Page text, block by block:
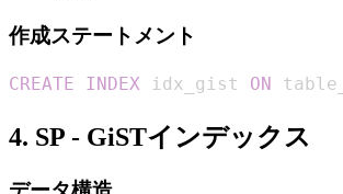
作成ステートメント
CREATE INDEX idx_gist ON
4. SP - GiSTインデックス